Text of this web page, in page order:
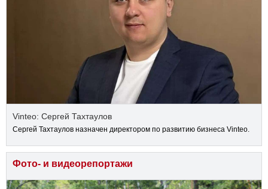
Vinteo: Сергей Тахтаулов
Сергей Тахтаулов назначен директором по развитию бизнеса Vinteo.
Фото- и видеорепортажи